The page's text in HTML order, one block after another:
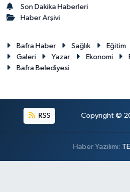
Son Dakika Haberleri
Haber Arşivi
Bafra Haber Sağlık Eğitim
Galeri
Yazar Ekonomi
Bafra Belediyesi
RSS Copyright ©
Haber Yazılımı: